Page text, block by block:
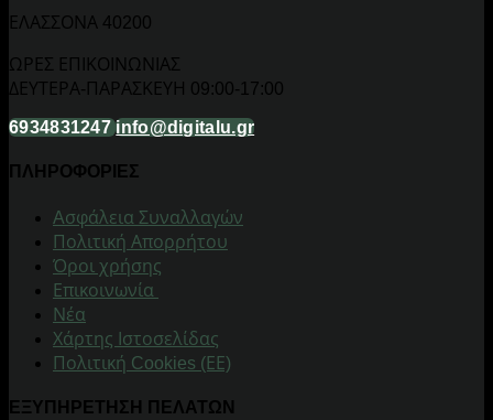
ΕΛΑΣΣΟΝΑ 40200
ΩΡΕΣ ΕΠΙΚΟΙΝΩΝΙΑΣ
ΔΕΥΤΕΡΑ-ΠΑΡΑΣΚΕΥΗ 09:00-17:00
6934831247 info@digitalu.gr
ΠΛΗΡΟΦΟΡΙΕΣ
Aσφάλεια Συναλλαγών
Πολιτική Απορρήτου
Όροι χρήσης
Επικοινωνία
Νέα
Χάρτης Ιστοσελίδας
Πολιτική Cookies (ΕΕ)
ΕΞΥΠΗΡΕΤΗΣΗ ΠΕΛΑΤΩΝ